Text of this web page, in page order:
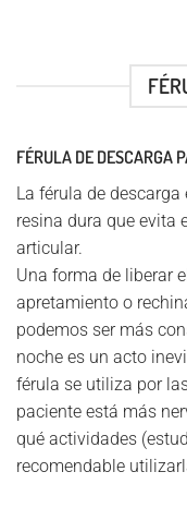
FÉRULA DE DESCARGA
La férula de
resina dura que evita
articular.
Una forma de liberar
apretamiento o
podemos ser más
noche es un acto
férula se utiliza por
paciente está más
qué actividades
recomendable